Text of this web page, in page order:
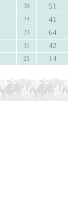
29 51
24 41
23 64
31 42
23 14